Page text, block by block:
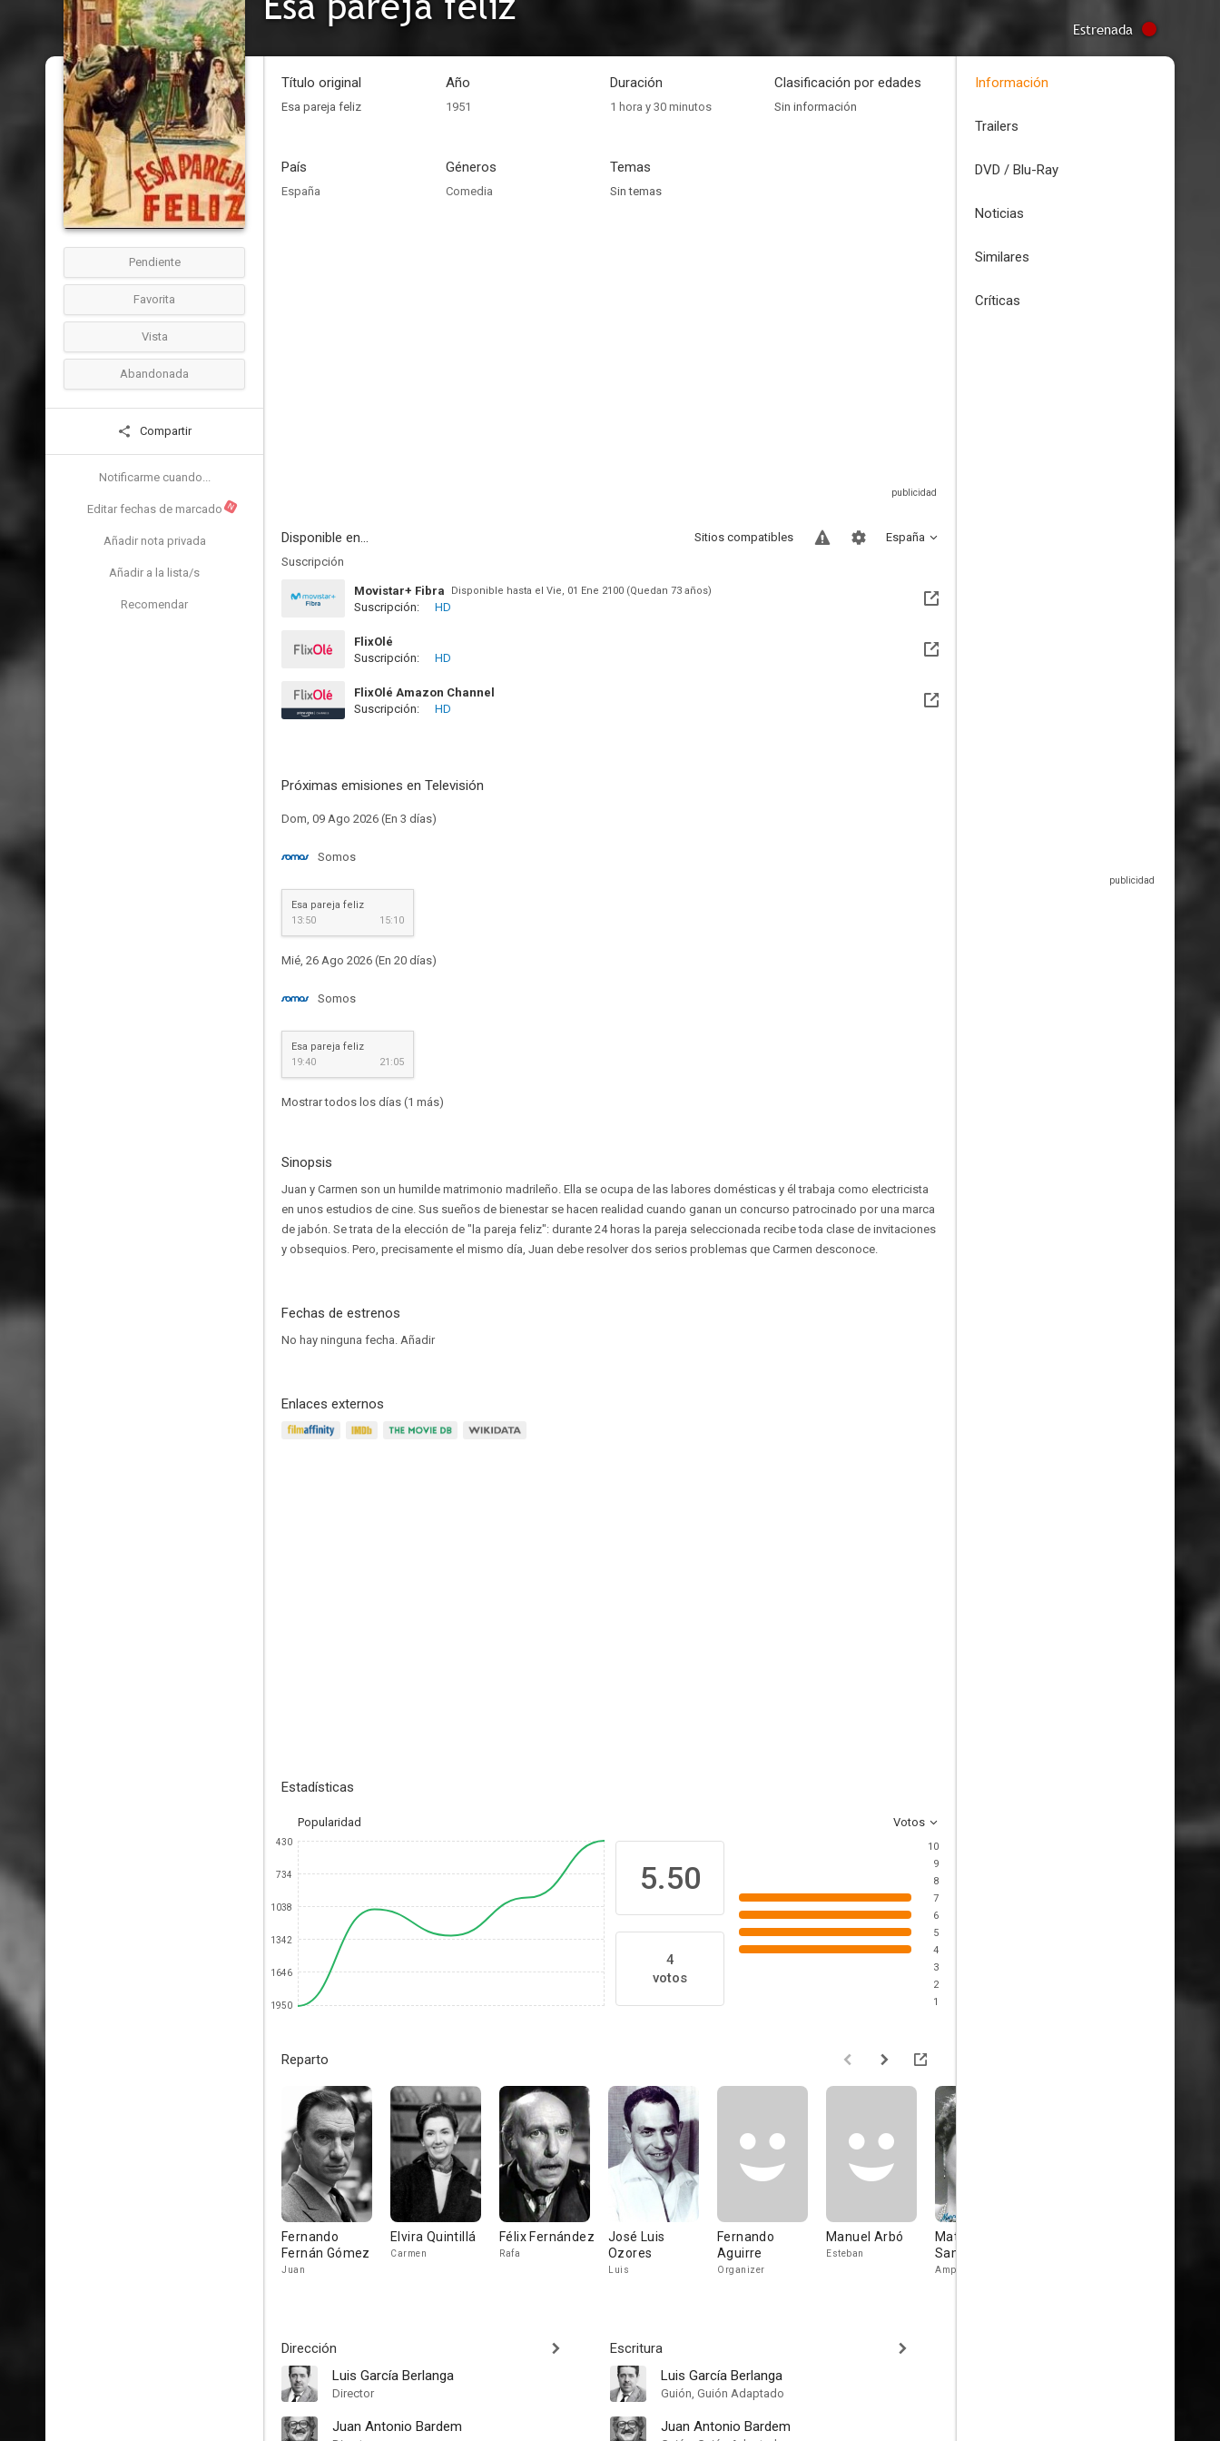
Estrenada
Pendiente
Favorita
Vista
Abandonada
Compartir
Notificarme cuando...
Editar fechas de marcado N
Añadir nota privada
Añadir a la lista/s
Recomendar
Título original
Esa pareja feliz
Año
1951
Duración
1 hora y 30 minutos
Clasificación por edades
Sin información
País
España
Géneros
Comedia
Temas
Sin temas
Disponible en... España
Sitios compatibles
Suscripción
Movistar+ Fibra Disponible hasta el Vie, 01 Ene 2100 (Quedan 73 años)
Suscripción: HD
FlixOlé
Suscripción:
HD
FlixOlé Amazon Channel
Suscripción:
HD
Próximas emisiones en Televisión
Dom, 09 Ago 2026 (En 3 días)
Somos
Esa pareja feliz
13:50
15:10
Mié, 26 Ago 2026 (En 20 días)
Somos
Esa pareja feliz
19:40
21:05
Mostrar todos los días (1 más)
Sinopsis
Juan y Carmen son un humilde matrimonio madrileño. Ella se ocupa de las labores domésticas y él trabaja como electricista
en unos estudios de cine. Sus sueños de bienestar se hacen realidad cuando ganan un concurso patrocinado por una marca
de jabón. Se trata de la elección de "la pareja feliz": durante 24 horas la pareja seleccionada recibe toda clase de invitaciones
y obsequios. Pero, precisamente el mismo día, Juan debe resolver dos serios problemas que Carmen desconoce.
Fechas de estrenos
No hay ninguna fecha. Añadir
Enlaces externos
Estadísticas
Popularidad Votos
430
734
1038
1342
1646
1950
5.50
4
votos
10
9
8
7
6
5
4
3
2
1
Reparto
Fernando
Fernán Gómez
Juan
Elvira Quintillá
Carmen
Félix Fernández
Rafa
José Luis
Ozores
Luis
Fernando
Aguirre
Organizer
Manuel Arbó
Esteban
Matilde Muñoz
Sampedro
Amparo
Dirección
Luis García Berlanga
Director
Juan Antonio Bardem
Escritura
Luis García Berlanga
Guión, Guión Adaptado
Juan Antonio Bardem
Información
Trailers
DVD / Blu-Ray
Noticias
Similares
Críticas